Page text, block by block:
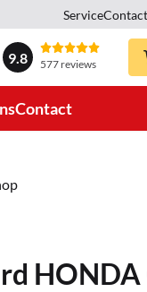
Service
9.8 577 reviews
Contact
HONDA